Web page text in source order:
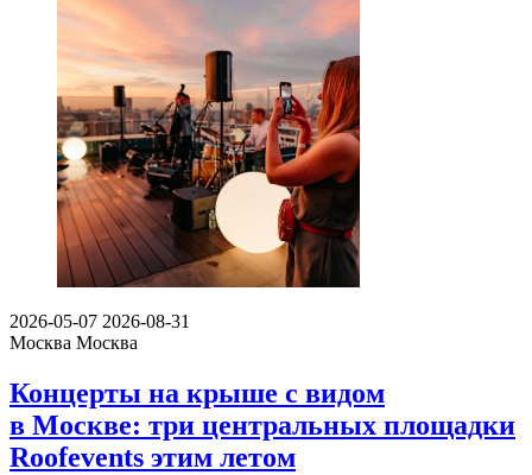
2026-05-07 2026-08-31
Москва Москва
Концерты на крыше с видом
в Москве: три центральных площадки
Roofevents этим летом